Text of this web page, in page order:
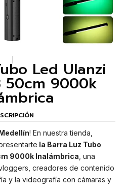
Led Ulanzi
50cm 9000k
! En nuestra tienda,
la Barra Luz Tubo
9000k Inalámbrica , una
creadores de contenido
y la videografía con cámaras y